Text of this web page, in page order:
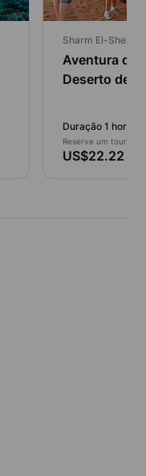
Sharm El-Sheikh,
Aventura de
Deserto de
Duração 1 hora
Reserve um tour a
US$22.22